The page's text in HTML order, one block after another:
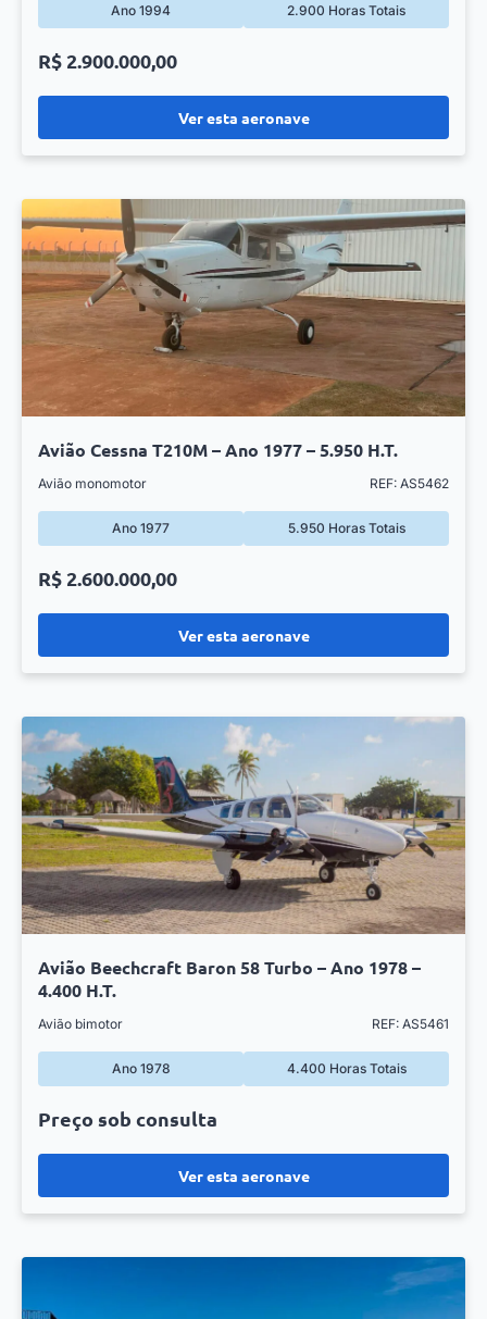
Ano 1994 2.900 Horas Totais
Ver esta aeronave
R$ 2.900.000,00
Avião Cessna T210M – Ano 1977 – 5.950 H.T.
Avião monomotor REF: AS5462
Ano 1977 5.950 Horas Totais
Ver esta aeronave
R$ 2.600.000,00
Avião Beechcraft Baron 58 Turbo – Ano 1978 –
4.400 H.T.
Avião bimotor REF: AS5461
Ano 1978 4.400 Horas Totais
Ver esta aeronave
Preço sob consulta